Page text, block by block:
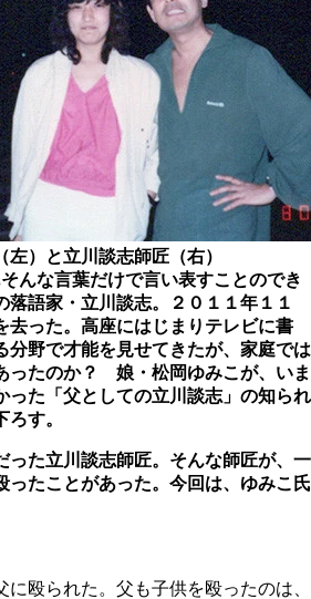
左）と立川談志師匠（右）
んな言葉だけで言い表すことのでき
落語家・立川談志。２０１１年１１
去った。高座にはじまりテレビに書
分野で才能を見せてきたが、家庭では
ったのか？ 娘・松岡ゆみこが、いま
った「父としての立川談志」の知られ
す。
った立川談志師匠。そんな師匠が、一
ったことがあった。今回は、ゆみこ氏
殴られた。父も子供を殴ったのは、